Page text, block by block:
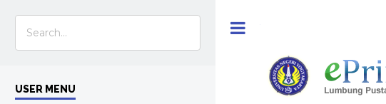
USER MENU